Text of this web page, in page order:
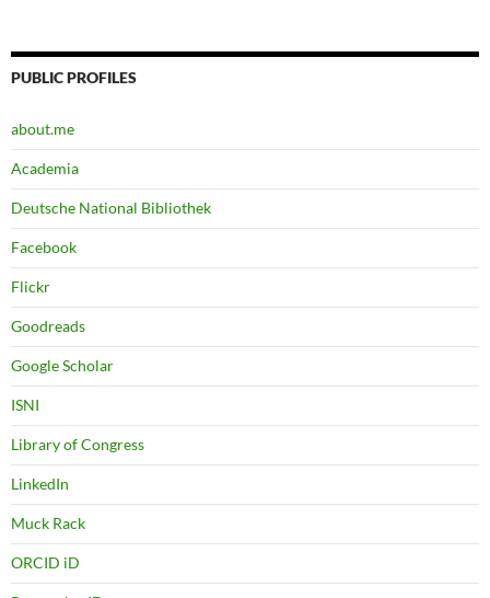
PUBLIC PROFILES
about.me
Academia
Deutsche National Bibliothek
Facebook
Flickr
Goodreads
Google Scholar
ISNI
Library of Congress
LinkedIn
Muck Rack
ORCID iD